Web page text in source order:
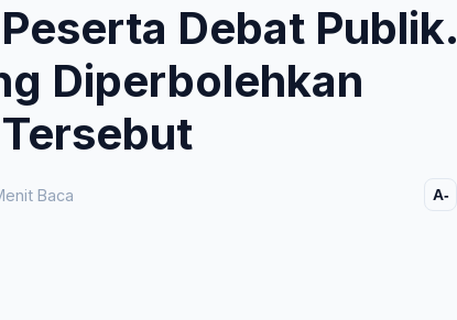
Debat Publik.
Diperbolehkan
Baca A-